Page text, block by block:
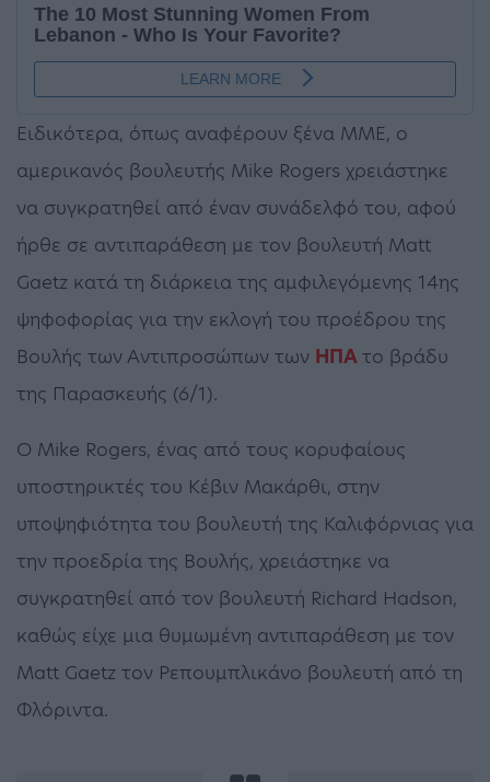
Ειδικότερα, όπως αναφέρουν ξένα ΜΜΕ, ο
αμερικανός βουλευτής Mike Rogers χρειάστηκε
να συγκρατηθεί από έναν συνάδελφό του, αφού
ήρθε σε αντιπαράθεση με τον βουλευτή Matt
Gaetz κατά τη διάρκεια της αμφιλεγόμενης 14ης
ψηφοφορίας για την εκλογή του προέδρου της
Βουλής των Αντιπροσώπων των ΗΠΑτο βράδυ
της Παρασκευής (6/1).
Ο Mike Rogers, ένας από τους κορυφαίους
υποστηρικτές του Κέβιν Μακάρθι, στην
υποψηφιότητα του βουλευτή της Καλιφόρνιας για
την προεδρία της Βουλής, χρειάστηκε να
συγκρατηθεί από τον βουλευτή Richard Hadson,
καθώς είχε μια θυμωμένη αντιπαράθεση με τον
Matt Gaetz τον Ρεπουμπλικάνο βουλευτή από τη
Φλόριντα.